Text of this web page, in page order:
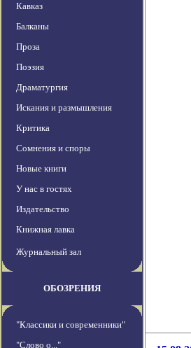
Кавказ
Балканы
Проза
Поэзия
Драматургия
Искания и размышления
Критика
Сомнения и споры
Новые книги
У нас в гостях
Издательство
Книжная лавка
Журнальный зал
ОБОЗРЕНИЯ
"Классики и современники"
"Слово о..."